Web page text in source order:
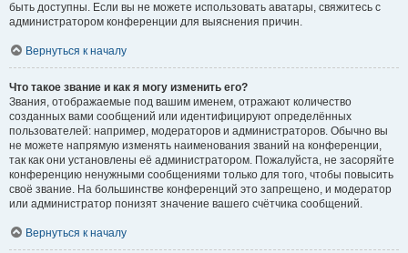
быть доступны. Если вы не можете использовать аватары, свяжитесь с
администратором конференции для выяснения причин.
Вернуться к началу
Что такое звание и как я могу изменить его?
Звания, отображаемые под вашим именем, отражают количество
созданных вами сообщений или идентифицируют определённых
пользователей: например, модераторов и администраторов. Обычно вы
не можете напрямую изменять наименования званий на конференции,
так как они установлены её администратором. Пожалуйста, не засоряйте
конференцию ненужными сообщениями только для того, чтобы повысить
своё звание. На большинстве конференций это запрещено, и модератор
или администратор понизят значение вашего счётчика сообщений.
Вернуться к началу